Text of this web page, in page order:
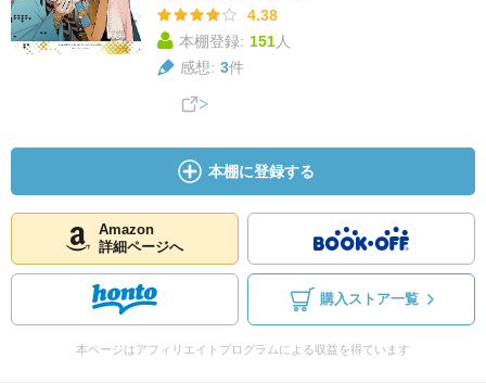
4.38
本棚登録: 151人
感想: 3件
本棚に登録する
Amazon
詳細ページへ
購入ストア一覧
本ページはアフィリエイトプログラムによる収益を得ています